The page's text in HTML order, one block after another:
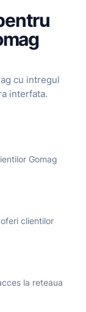
cu intregul
interfata.
Gomag
clientilor
la reteaua